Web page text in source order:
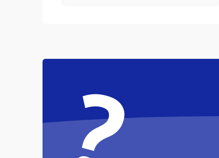
Система охлаждения